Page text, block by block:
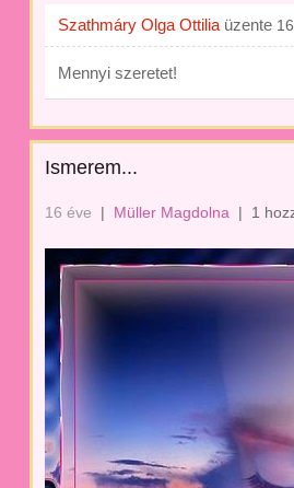
Szathmáry Olga Ottilia üzente
Mennyi szeretet!
Ismerem...
16 éve | Müller Magdolna | 1